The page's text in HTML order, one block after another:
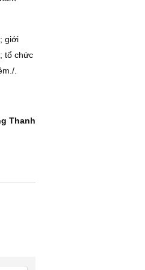
giới
tổ chức
.
Thanh